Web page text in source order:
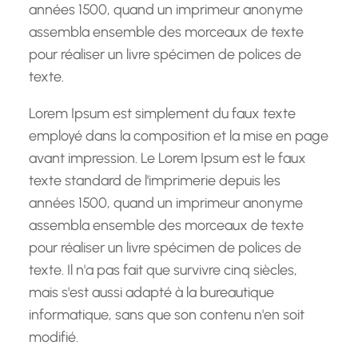
années 1500, quand un imprimeur anonyme
assembla ensemble des morceaux de texte
pour réaliser un livre spécimen de polices de
texte.
Lorem Ipsum est simplement du faux texte
employé dans la composition et la mise en page
avant impression. Le Lorem Ipsum est le faux
texte standard de l'imprimerie depuis les
années 1500, quand un imprimeur anonyme
assembla ensemble des morceaux de texte
pour réaliser un livre spécimen de polices de
texte. Il n'a pas fait que survivre cinq siècles,
mais s'est aussi adapté à la bureautique
informatique, sans que son contenu n'en soit
modifié.